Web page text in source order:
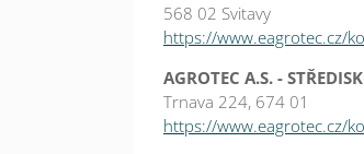
568 02 Svitavy
https://www.eagrotec.cz/
AGROTEC A.S. -
Trnava 224, 674 01
https://www.eagrotec.cz/